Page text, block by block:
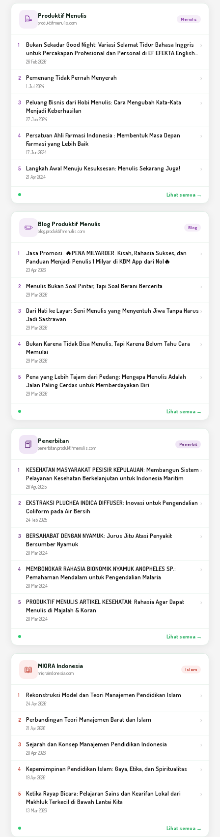
📝 Produktif Menulis
produktifmenulis.com
Menulis
1
Bukan Sekadar Good Night: Variasi Selamat Tidur Bahasa Inggris
untuk Percakapan Profesional dan Personal di EF EFEKTA English
for Adults
26 Feb 2026
›
2 Pemenang Tidak Pernah Menyerah
1 Jul 2024
›
3
Peluang Bisnis dari Hobi Menulis: Cara Mengubah Kata-Kata
Menjadi Keberhasilan
27 Jun 2024
›
4
Persatuan Ahli Farmasi Indonesia : Membentuk Masa Depan
Farmasi yang Lebih Baik
17 Jun 2024
›
5 Langkah Awal Menuju Kesuksesan: Menulis Sekarang Juga!
21 Apr 2024
›
Lihat semua →
✏️ Blog Produktif Menulis
blog.produktifmenulis.com
Blog
1
Jasa Promosi: 🔥PENA MILYARDER: Kisah, Rahasia Sukses, dan
Panduan Menjadi Penulis 1 Milyar di KBM App dari Nol🔥
23 Apr 2026
›
2 Menulis Bukan Soal Pintar, Tapi Soal Berani Bercerita
29 Mar 2026
›
3
Dari Hati ke Layar: Seni Menulis yang Menyentuh Jiwa Tanpa Harus
Jadi Sastrawan
29 Mar 2026
›
4
Bukan Karena Tidak Bisa Menulis, Tapi Karena Belum Tahu Cara
Memulai
29 Mar 2026
›
5
Pena yang Lebih Tajam dari Pedang: Mengapa Menulis Adalah
Jalan Paling Cerdas untuk Memberdayakan Diri
29 Mar 2026
›
Lihat semua →
📕 Penerbitan
penerbitan.produktifmenulis.com
Penerbit
1
KESEHATAN MASYARAKAT PESISIR KEPULAUAN: Membangun Sistem
Pelayanan Kesehatan Berkelanjutan untuk Indonesia Maritim
26 Agu 2025
›
2
EKSTRAKSI PLUCHEA INDICA DIFFUSER: Inovasi untuk Pengendalian
Coliform pada Air Bersih
24 Feb 2025
›
3
BERSAHABAT DENGAN NYAMUK: Jurus Jitu Atasi Penyakit
Bersumber Nyamuk
20 Mar 2024
›
4
MEMBONGKAR RAHASIA BIONOMIK NYAMUK ANOPHELES SP.:
Pemahaman Mendalam untuk Pengendalian Malaria
20 Mar 2024
›
5
PRODUKTIF MENULIS ARTIKEL KESEHATAN: Rahasia Agar Dapat
Menulis di Majalah & Koran
20 Mar 2024
›
Lihat semua →
📖 MIQRA Indonesia
miqraindonesia.com
Islam
1 Rekonstruksi Model dan Teori Manajemen Pendidikan Islam
24 Apr 2026
›
2 Perbandingan Teori Manajemen Barat dan Islam
21 Apr 2026
›
3 Sejarah dan Konsep Manajemen Pendidikan Indonesia
20 Apr 2026
›
4 Kepemimpinan Pendidikan Islam: Gaya, Etika, dan Spiritualitas
19 Apr 2026
›
5
Ketika Rayap Bicara: Pelajaran Sains dan Kearifan Lokal dari
Makhluk Terkecil di Bawah Lantai Kita
13 Mar 2026
›
Lihat semua →